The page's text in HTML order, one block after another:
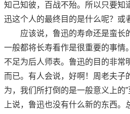
知己知彼，百战不殆。所以只要知
迅这个人的最终目的是什么呢？或
应该说，鲁迅的寿命还是蛮长的
一般都将长寿看作是很重要的事情
不足为后人师表。鲁迅的目的非
而已。有人会说，好啊！周老夫子
为，我们所打倒的是一般意义上的
上说，鲁迅也没有什么新的东西